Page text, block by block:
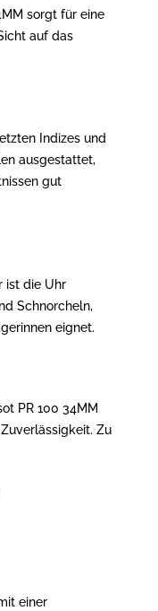
sorgt für eine
auf das
Indizes und
ausgestattet,
gut
ist die Uhr
Schnorcheln,
eignet.
PR 100 34MM
Zu
einer